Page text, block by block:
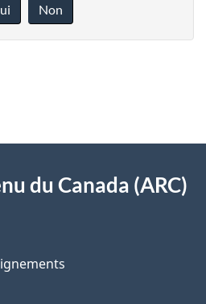
Non
du Canada (ARC)